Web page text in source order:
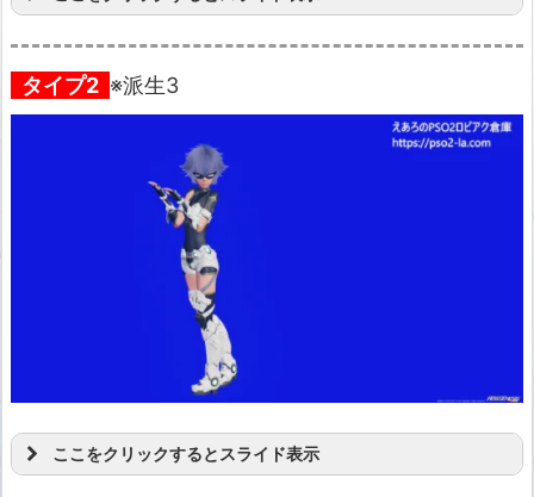
タイプ2 ※派生3
ここをクリックするとスライド表示